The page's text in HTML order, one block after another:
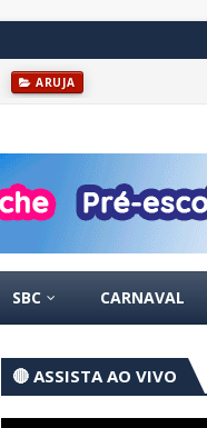
ARUJA
SBC CARNAVAL
🔴 ASSISTA AO VIVO